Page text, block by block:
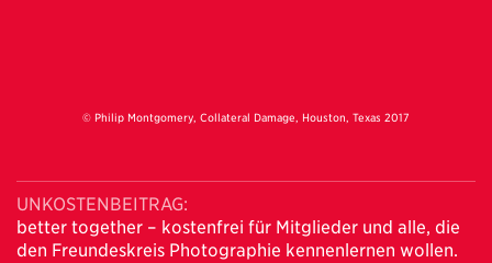
© Philip Montgomery, Collateral Damage, Houston, Texas 2017
UNKOSTENBEITRAG:
better together – kostenfrei für Mitglieder und alle, die
den Freundeskreis Photographie kennenlernen wollen.